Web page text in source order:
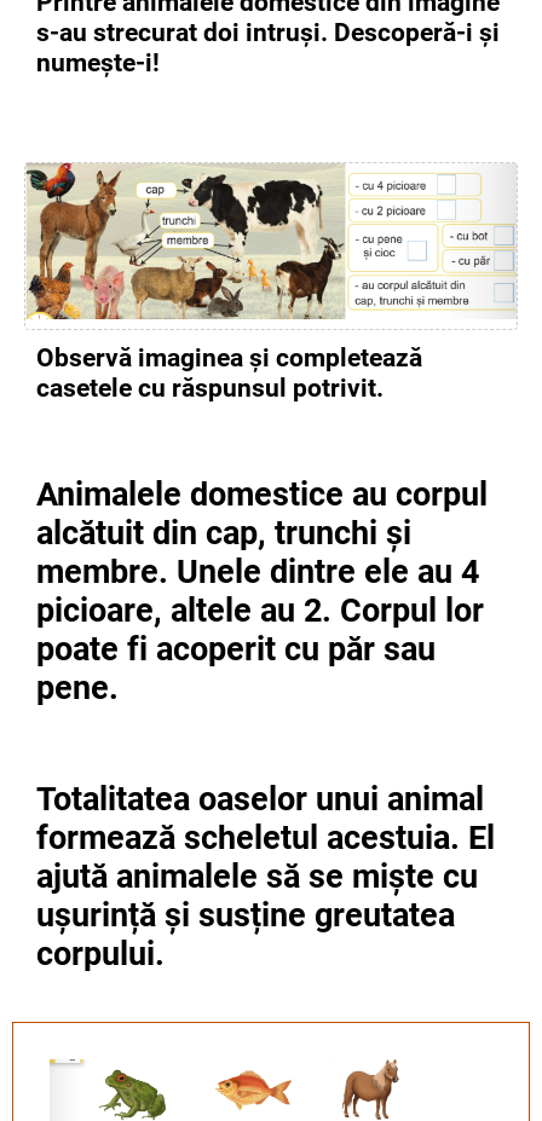
s-au strecurat doi intruși. Descoperă-i și
numește-i!
Observă imaginea și completează
casetele cu răspunsul potrivit.
Animalele domestice au corpul
alcătuit din cap, trunchi și
membre. Unele dintre ele au 4
picioare, altele au 2. Corpul lor
poate fi acoperit cu păr sau
pene.
Totalitatea oaselor unui animal
formează scheletul acestuia. El
ajută animalele să se miște cu
ușurință și susține greutatea
corpului.